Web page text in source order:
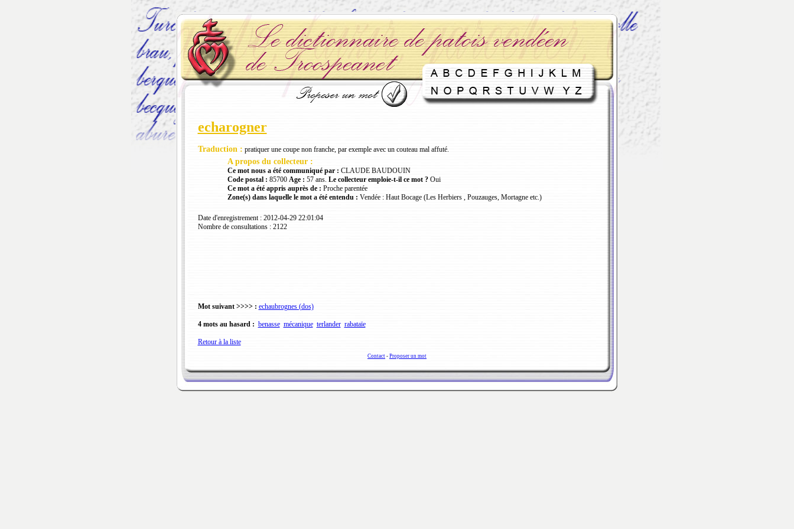
echarogner
Traduction : pratiquer une coupe non franche, par exemple avec un couteau mal affuté.
A propos du collecteur :
Ce mot nous a été communiqué par : CLAUDE BAUDOUIN
Code postal : 85700 Age : 57 ans. Le collecteur emploie-t-il ce mot ?Oui
Ce mot a été appris auprès de : Proche parentée
Zone(s) dans laquelle le mot a été entendu : Vendée : Haut Bocage (Les Herbiers , Pouzauges, Mortagne etc.)
Date d'enregistrement : 2012-04-29 22:01:04
Nombre de consultations : 2122
Mot suivant >>>> : echaubrognes (dos)
4 mots au hasard : benasse mécanique terlander rabataïe
Retour à la liste
Contact - Proposer un mot